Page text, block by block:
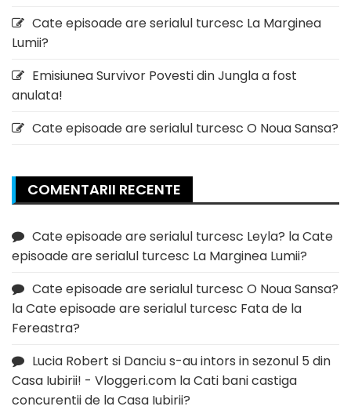
Cate episoade are serialul turcesc La Marginea
Lumii?
Emisiunea Survivor Povesti din Jungla a fost
anulata!
Cate episoade are serialul turcesc O Noua Sansa?
COMENTARII RECENTE
Cate episoade are serialul turcesc Leyla? laCate
episoade are serialul turcesc La Marginea Lumii?
Cate episoade are serialul turcesc O Noua Sansa?
laCate episoade are serialul turcesc Fata de la
Fereastra?
Lucia Robert si Danciu s-au intors in sezonul 5 din
Casa Iubirii! - Vloggeri.com laCati bani castiga
concurentii de la Casa Iubirii?